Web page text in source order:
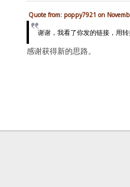
Quote from: poppy7921 on
谢谢，我看了你发的链接，用
感谢获得新的思路。